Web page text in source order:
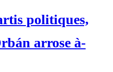
politiques,
arrose à-